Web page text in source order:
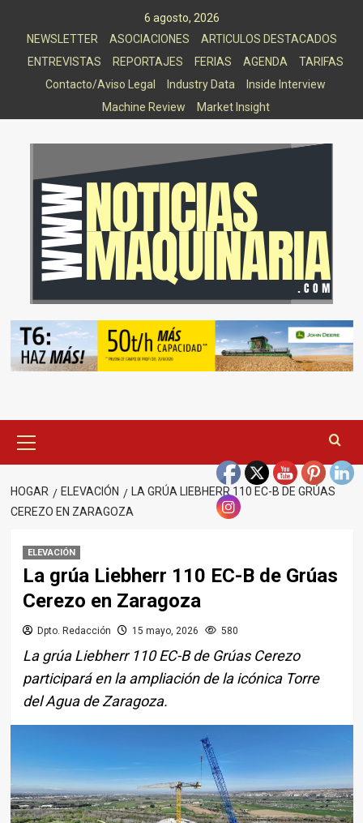
6 agosto, 2026
NEWSLETTER
ASOCIACIONES
ARTICULOS DESTACADOS
ENTREVISTAS
REPORTAJES FERIAS AGENDA
TARIFAS
Contacto/Aviso Legal
Industry Data
Inside Interview
Machine Review
Market Insight
principal
HOGAR ELEVACIÓN
LA GRÚA LIEBHERR 110 EC-B DE GRÚAS
CEREZO EN ZARAGOZA
ELEVACIÓN
La grúa Liebherr 110 EC-B de Grúas
Cerezo en Zaragoza
Dpto. Redacción 15 mayo, 2026 580
La grúa Liebherr 110 EC-B de Grúas Cerezo
participará en la ampliación de la icónica Torre
del Agua de Zaragoza.